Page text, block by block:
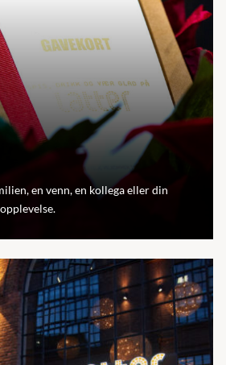
en venn, en kollega eller din